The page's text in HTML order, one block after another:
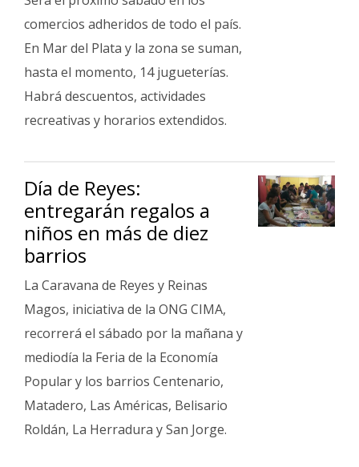
comercios adheridos de todo el país.
En Mar del Plata y la zona se suman,
hasta el momento, 14 jugueterías.
Habrá descuentos, actividades
recreativas y horarios extendidos.
Día de Reyes:
entregarán regalos a
niños en más de diez
barrios
La Caravana de Reyes y Reinas
Magos, iniciativa de la ONG CIMA,
recorrerá el sábado por la mañana y
mediodía la Feria de la Economía
Popular y los barrios Centenario,
Matadero, Las Américas, Belisario
Roldán, La Herradura y San Jorge.